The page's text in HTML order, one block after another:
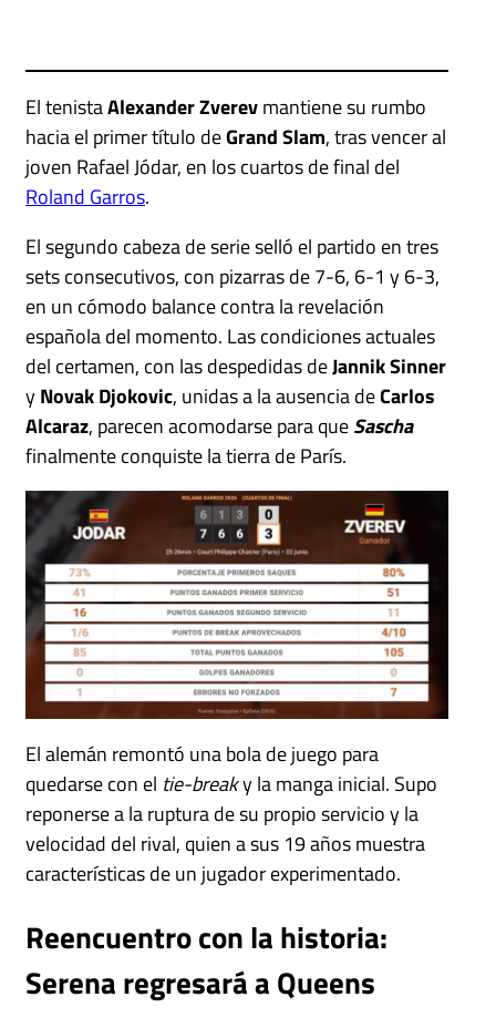
El tenistaAlexander Zverevmantiene su rumbo
hacia el primer título deGrand Slam, tras vencer al
joven Rafael Jódar, en los cuartos de final del
Roland Garros.
El segundo cabeza de serie selló el partido en tres
sets consecutivos, con pizarras de 7-6, 6-1 y 6-3,
en un cómodo balance contra la revelación
española del momento. Las condiciones actuales
del certamen, con las despedidas deJannik Sinner
yNovak Djokovic, unidas a la ausencia deCarlos
Alcaraz, parecen acomodarse para queSascha
finalmente conquiste la tierra de París.
El alemán remontó una bola de juego para
quedarse con el tie-breaky la manga inicial. Supo
reponerse a la ruptura de su propio servicio y la
velocidad del rival, quien a sus 19 años muestra
características de un jugador experimentado.
Reencuentro con la historia:
Serena regresará a Queens